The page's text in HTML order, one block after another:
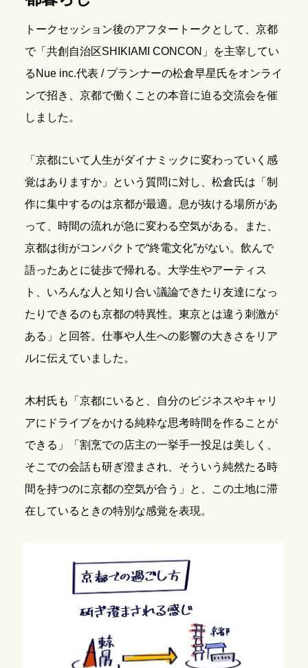
トークセッション後のアフタートークとして、京都
で「共創自治区SHIKIAMI CONCON」を主宰してい
るNue inc.代表 / プランナーの松倉早星氏をオンライ
ンで招き、京都で働くことの本音に迫る交流会を催
しました。
「京都にいて人生がダイナミックに変わっていく感
覚はありますか」という質問に対し、松倉氏は「制
作に集中するのは京都が最適。息が抜ける場所があ
って、時間の流れが急に変わる空気がある。また、
京都は街がコンパクトで“終電文化”がない。飲んで
語ったあとに徒歩で帰れる。大学生やアーティス
ト、いろんな人と知り合い議論できたり友達になっ
たりできるのも京都の特異性。東京とは違う刺激が
ある」と回答。仕事や人生への影響の大きさをリア
ルに伝えていました。
木村氏も「京都にいると、自分のビジネスやキャリ
アにドライブをかける純粋な思考時間を作ることが
できる」「割烹での店主の一挙手一投足は美しく、
そこでの会話も研ぎ澄まされ、そういう純然たる時
間を持つのに京都の空気が合う」と、この土地に滞
在しているときの特別な感覚を表現。